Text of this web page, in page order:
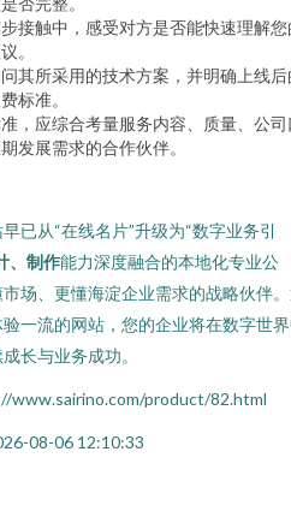
步接触中，感受对方是否能快速理解
。
问其所采用的技术方案，并明确上线
标准。
准，应综合考量服务内容、质量、公司
发展需求的合作伙伴。
已从“在线名片”升级为“数字业务引
、制作能力深度融合的本地化专业公
场、更懂海淀企业需求的战略伙伴
一流的网站，您的企业将在数字世
长与业务成功。
www.sairino.com/product/82.html
08-06 12:10:33